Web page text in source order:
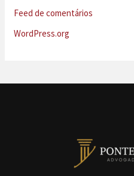
Feed de comentários
WordPress.org